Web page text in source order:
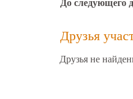
До следующего
Друзья
Друзья не